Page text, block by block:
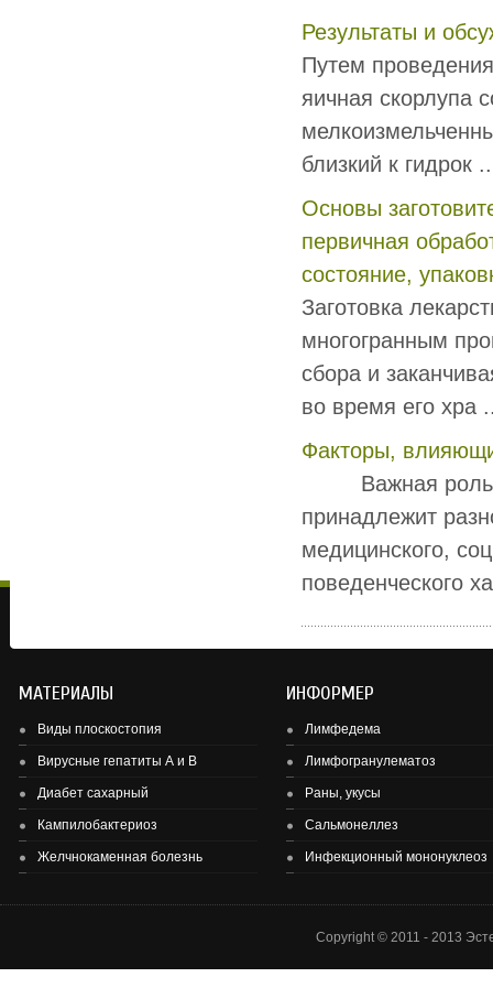
Результаты и
Путем
яичная скорлупа
близкий к гидрок
Основы
первичная
состояние,
Заготовка
многогранным
сбора и
во время его хра
Факторы,
Важная роль в
принадлежит
медицинского,
поведенческого
МАТЕРИАЛЫ
Виды плоскостопия
Вирусные гепатиты А и В
Диабет сахарный
Кампилобактериоз
Желчнокаменная болезнь
ИНФОРМЕР
Лимфедема
Лимфогранулематоз
Раны, укусы
Сальмонеллез
Инфекционный мононуклеоз
Здоровье детей и подростков - основа здоровье нации.
Copyright © 2011 - 2013